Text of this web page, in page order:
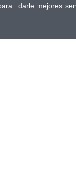
darle mejores